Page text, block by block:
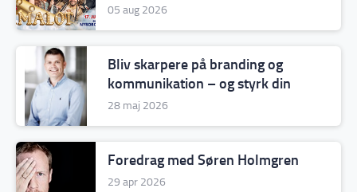
05 aug 2026
Bliv skarpere på branding og
kommunikation – og styrk din
position i markedet
28 maj 2026
Foredrag med Søren Holmgren
29 apr 2026